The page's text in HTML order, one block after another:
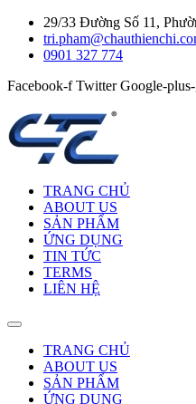
29/33 Đường Số 11,
0901 327 774
Facebook-f Twitter Google-
TRANG CHỦ
ABOUT US
SẢN PHẨM
ỨNG DỤNG
TIN TỨC
TERMS
LIÊN HỆ
TRANG CHỦ
ABOUT US
SẢN PHẨM
ỨNG DỤNG